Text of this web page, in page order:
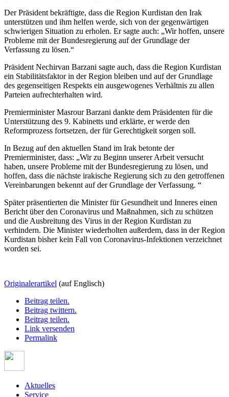
Der Präsident bekräftigte, dass die Region Kurdistan den Irak
unterstützen und ihm helfen werde, sich von der gegenwärtigen
schwierigen Situation zu erholen. Er sagte auch: „Wir hoffen, unsere
Probleme mit der Bundesregierung auf der Grundlage der
Verfassung zu lösen.“
Präsident Nechirvan Barzani sagte auch, dass die Region Kurdistan
ein Stabilitätsfaktor in der Region bleiben und auf der Grundlage
des gegenseitigen Respekts ein ausgewogenes Verhältnis zu allen
Parteien aufrechterhalten wird.
Premierminister Masrour Barzani dankte dem Präsidenten für die
Unterstützung des 9. Kabinetts und erklärte, er werde den
Reformprozess fortsetzen, der für Gerechtigkeit sorgen soll.
In Bezug auf den aktuellen Stand im Irak betonte der
Premierminister, dass: „Wir zu Beginn unserer Arbeit versucht
haben, unsere Probleme mit der Bundesregierung zu lösen, und
hoffen, dass die nächste irakische Regierung sich zu den getroffenen
Vereinbarungen bekennt auf der Grundlage der Verfassung. “
Später präsentierten die Minister für Gesundheit und Inneres einen
Bericht über den Coronavirus und Maßnahmen, sich zu schützen
und die Ausbreitung des Virus in der Region Kurdistan zu
verhindern. Die Minister wiederholten außerdem, dass in der Region
Kurdistan bisher kein Fall von Coronavirus-Infektionen verzeichnet
worden sei.
Originalerartikel (auf Englisch)
Beitrag teilen.
Beitrag twittern.
Beitrag teilen.
Link versenden
Permalink
Aktuelles
Service